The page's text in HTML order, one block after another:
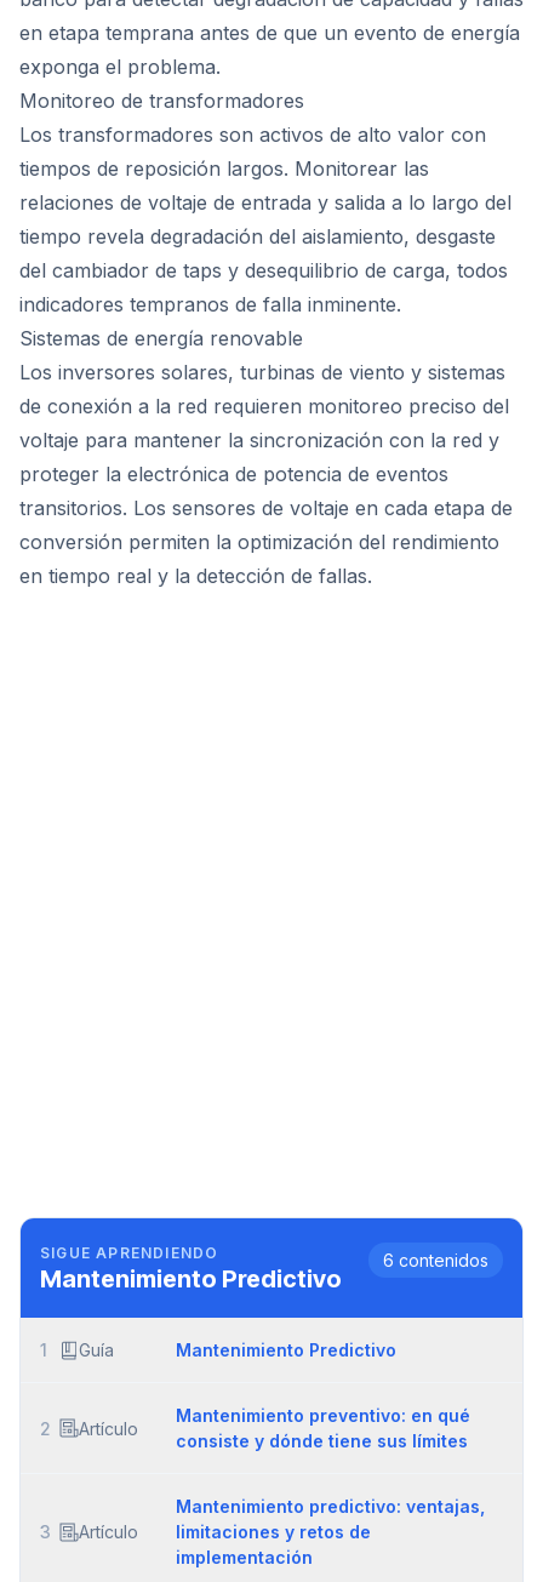
en etapa temprana antes de que un evento de energía
exponga el problema.
Monitoreo de transformadores
Los transformadores son activos de alto valor con
tiempos de reposición largos. Monitorear las
relaciones de voltaje de entrada y salida a lo largo del
tiempo revela degradación del aislamiento, desgaste
del cambiador de taps y desequilibrio de carga, todos
indicadores tempranos de falla inminente.
Sistemas de energía renovable
Los inversores solares, turbinas de viento y sistemas
de conexión a la red requieren monitoreo preciso del
voltaje para mantener la sincronización con la red y
proteger la electrónica de potencia de eventos
transitorios. Los sensores de voltaje en cada etapa de
conversión permiten la optimización del rendimiento
en tiempo real y la detección de fallas.
SIGUE APRENDIENDO
Mantenimiento Predictivo
6 contenidos
1 Guía Mantenimiento Predictivo
2 Artículo
Mantenimiento preventivo: en qué
consiste y dónde tiene sus límites
3 Artículo
Mantenimiento predictivo: ventajas,
limitaciones y retos de
implementación